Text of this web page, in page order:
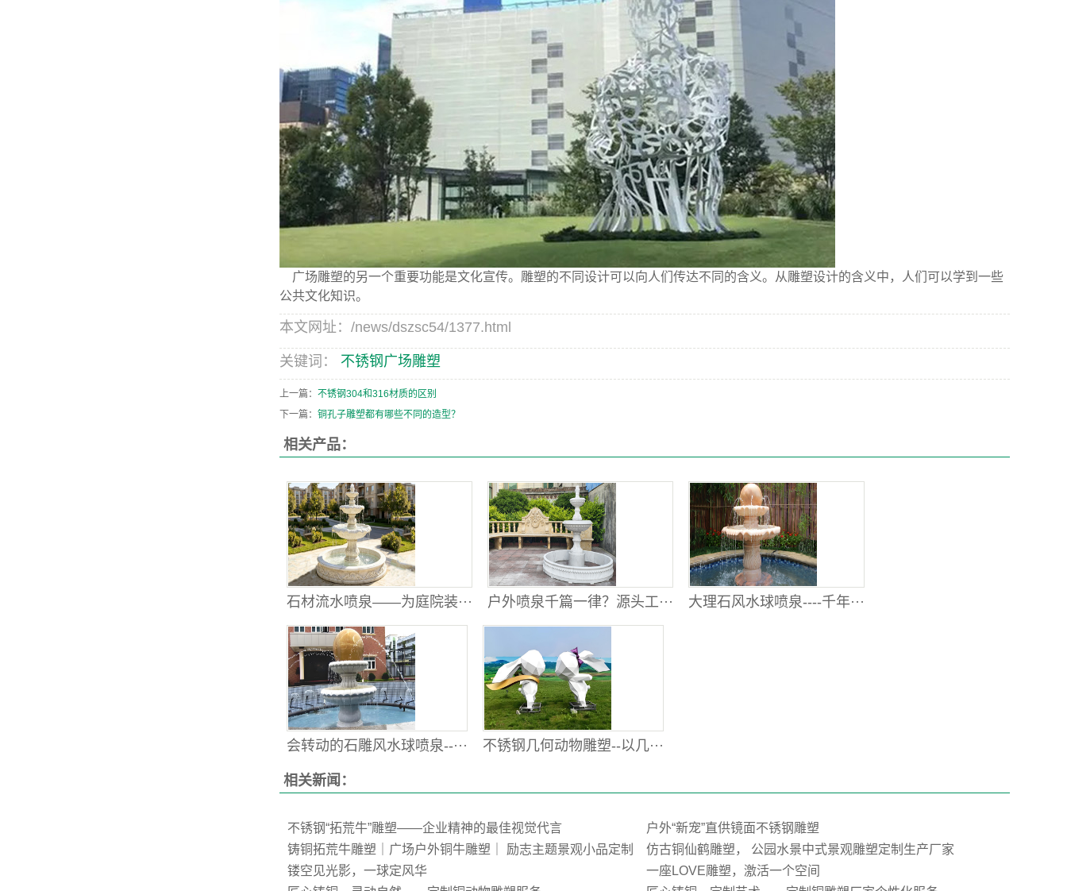
广场雕塑的另一个重要功能是文化宣传。雕塑的不同设计可以向人们传达不同的含义。从雕塑设计的含义中，人们可以学到一些
公共文化知识。
本文网址：/news/dszsc54/1377.html
关键词： 不锈钢广场雕塑
上一篇： 不锈钢304和316材质的区别
下一篇： 铜孔子雕塑都有哪些不同的造型？
相关产品：
石材流水喷泉——为庭院装··· 户外喷泉千篇一律？源头工··· 大理石风水球喷泉----千年···
会转动的石雕风水球喷泉--··· 不锈钢几何动物雕塑--以几···
相关新闻：
不锈钢“拓荒牛”雕塑——企业精神的最佳视觉代言
户外“新宠”直供镜面不锈钢雕塑
铸铜拓荒牛雕塑｜广场户外铜牛雕塑｜ 励志主题景观小品定制
仿古铜仙鹤雕塑， 公园水景中式景观雕塑定制生产厂家
镂空见光影，一球定风华
一座LOVE雕塑，激活一个空间